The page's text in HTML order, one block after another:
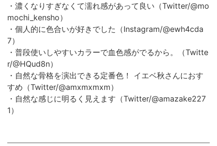
・濃くなりすぎなくて濡れ感があって良い（Twitter/@mo
mochi_kensho）
・個人的に色合いが好きでした（Instagram/@ewh4cda
7）
・普段使いしやすいカラーで血色感がでるから。（Twitte
r/@HQud8n）
・自然な骨格を演出できる定番色！ イエベ秋さんにおす
すめ（Twitter/@amxmxmxm）
・自然な感じに明るく見えます（Twitter/@amazake227
1）